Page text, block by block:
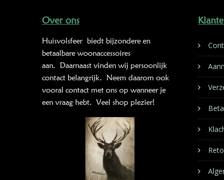
Over ons
Huisvolsfeer biedt bijzondere en
betaalbare woonaccessoires
aan. Daarnaast vinden wij persoonlijk
contact belangrijk. Neem daarom ook
vooral contact met ons op wanneer je
een vraag hebt. Veel shop plezier!